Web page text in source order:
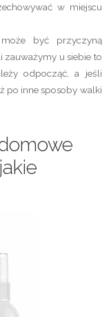
w miejscu
być przyczyną
zauważymy u siebie to
odpocząć, a jeśli
po inne sposoby walki